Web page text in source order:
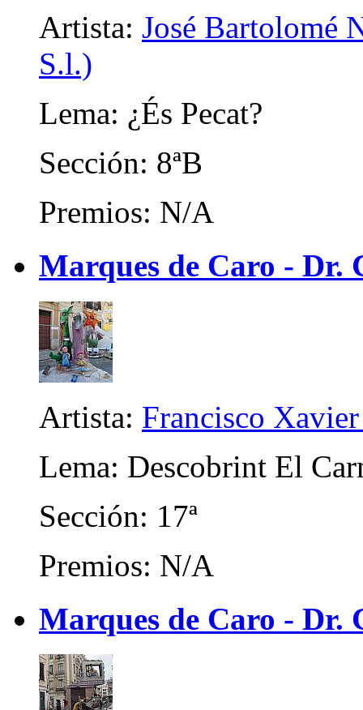
Artista: José Bartolomé
S.l.)
Lema: ¿És Pecat?
Sección: 8ªB
Premios: N/A
Marques de Caro -
Artista: Francisco
Lema: Descobrint El
Sección: 17ª
Premios: N/A
Marques de Caro -